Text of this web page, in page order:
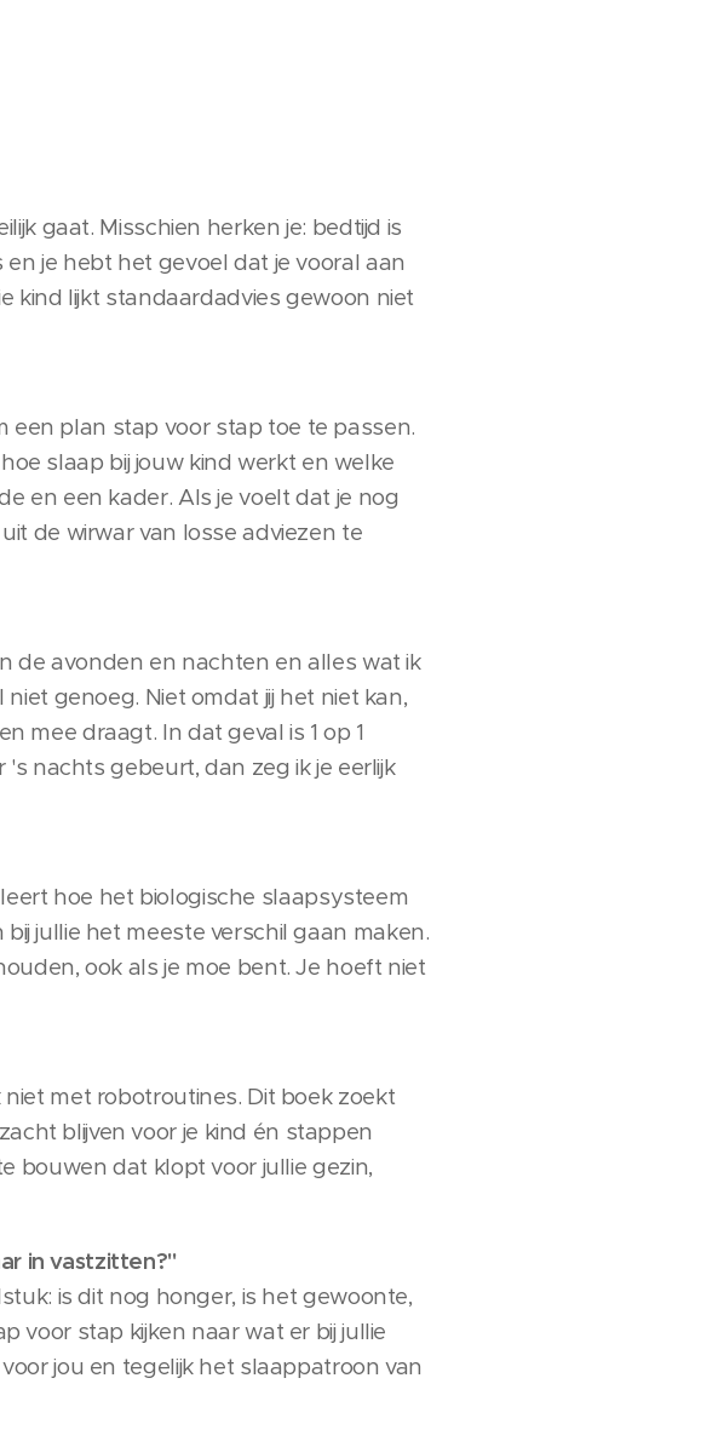
gaat. Misschien herken je: bedtijd is
je hebt het gevoel dat je vooral aan
kind lijkt standaardadvies gewoon niet
een plan stap voor stap toe te passen.
slaap bij jouw kind werkt en welke
en een kader. Als je voelt dat je nog
de wirwar van losse adviezen te
de avonden en nachten en alles wat ik
genoeg. Niet omdat jij het niet kan,
mee draagt. In dat geval is 1 op 1
nachts gebeurt, dan zeg ik je eerlijk
hoe het biologische slaapsysteem
jullie het meeste verschil gaan maken.
ook als je moe bent. Je hoeft niet
met robotroutines. Dit boek zoekt
blijven voor je kind én stappen
bouwen dat klopt voor jullie gezin,
in vastzitten?"
is dit nog honger, is het gewoonte,
voor stap kijken naar wat er bij jullie
jou en tegelijk het slaappatroon van